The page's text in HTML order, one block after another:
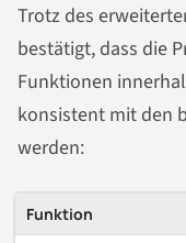
Trotz des
bestätigt, dass die
Funktionen
konsistent mit den
werden:
Funktion